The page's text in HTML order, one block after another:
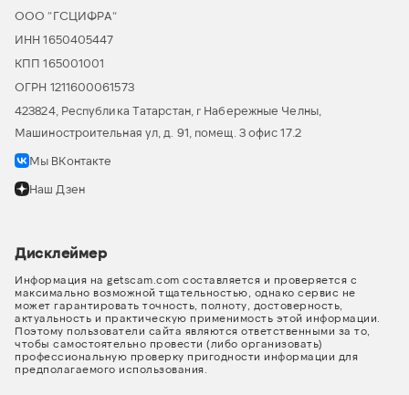
ООО “ГСЦИФРА”
ИНН 1650405447
КПП 165001001
ОГРН 1211600061573
423824, Республика Татарстан, г Набережные Челны,
Машиностроительная ул, д. 91, помещ. 3 офис 17.2
Мы ВКонтакте
Наш Дзен
Дисклеймер
Информация на getscam.com составляется и проверяется с
максимально возможной тщательностью, однако сервис не
может гарантировать точность, полноту, достоверность,
актуальность и практическую применимость этой информации.
Поэтому пользователи сайта являются ответственными за то,
чтобы самостоятельно провести (либо организовать)
профессиональную проверку пригодности информации для
предполагаемого использования.